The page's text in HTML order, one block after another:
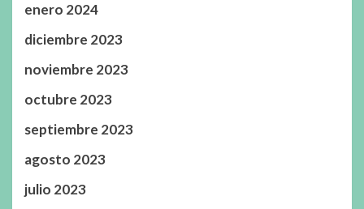
enero 2024
diciembre 2023
noviembre 2023
octubre 2023
septiembre 2023
agosto 2023
julio 2023